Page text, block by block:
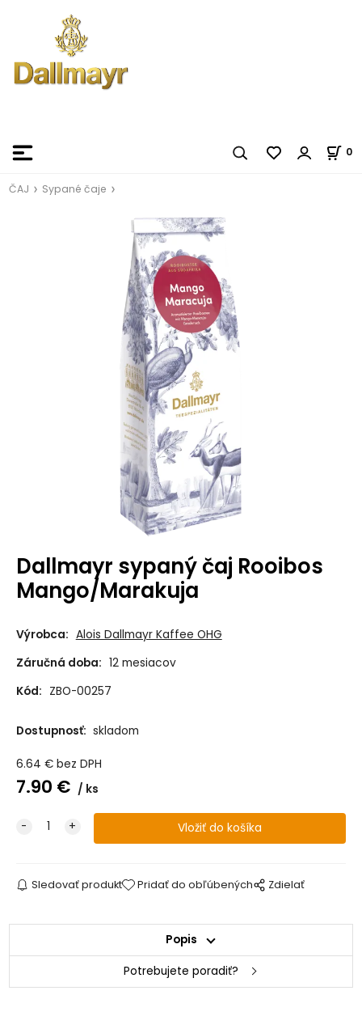
0
ČAJ Sypané čaje
Dallmayr sypaný čaj Rooibos
Mango/Marakuja
Výrobca: Alois Dallmayr Kaffee OHG
Záručná doba: 12 mesiacov
Kód: ZBO-00257
Dostupnosť: skladom
6.64 € bez DPH
7.90 € ks
Sledovať produkt Pridať do obľúbených Zdielať
Popis
Potrebujete poradiť?